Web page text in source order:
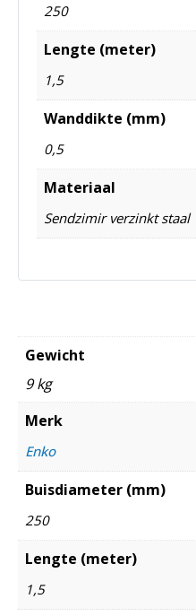
250
Lengte (meter)
1,5
Wanddikte (mm)
0,5
Materiaal
Sendzimir verzinkt staal
Gewicht
9 kg
Merk
Enko
Buisdiameter (mm)
250
Lengte (meter)
1,5